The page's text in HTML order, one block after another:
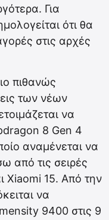
Για
ότι θα
στις αρχές
πιθανώς
των νέων
να
8 Gen 4
αναμένεται να
από τις σειρές
Xiaomi 15. Από την
να
9400 στις 9